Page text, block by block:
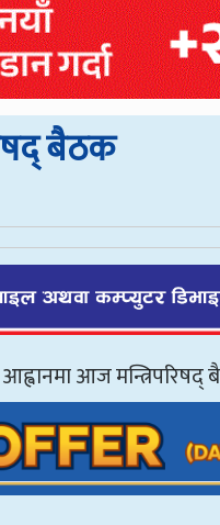
बैठक
आह्वानमा आज